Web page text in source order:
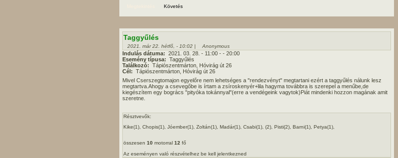
Követés
Taggyűlés
2021. már 22. hétfő, - 10:02 | Anonymous
Indulás dátuma: 2021. 03. 28. - 11:00 - - 20:00
Esemény típusa: Taggyűlés
Találkozó: Tápiószentmárton, Hóvirág út 26
Cél: Tápiószentmárton, Hóvirág út 26
Mivel Cserszegtomajon egyelőre nem lehetséges a "rendezvényt" megtartani ezért a taggyűlés nálunk lesz
megtartva.Ahogy a csevegőbe is írtam a zsíroskenyér+lila hagyma továbbra is szerepel a menűbe,de
kiegészítem egy bogrács "pityóka tokánnyal"(erre a vendégeink vagytok)Piát mindenki hozzon magának amit
szeretne.
Résztvevők:
Kike(1), Chopis(1), Jóember(1), Zoltán(1), Madár(1), Csabi(1), (2), Pisti(2), Barni(1), Petya(1),
összesen 10 motorral 12 fő
Az eseményen való részvételhez be kell jelentkezned